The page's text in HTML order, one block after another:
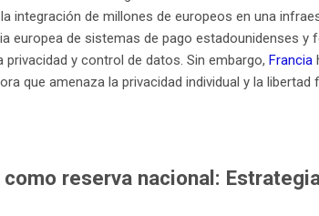
integración de millones de europeos en una
europea de sistemas de pago estadounidenses
privacidad y control de datos. Sin embargo, Francia
que amenaza la privacidad individual y la
reserva nacional: